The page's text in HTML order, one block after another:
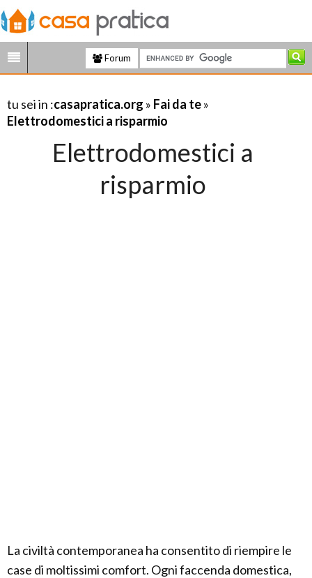
Forum
tu sei in :casapratica.org » Fai da te»
Elettrodomestici a risparmio
Elettrodomestici a
risparmio
La civiltà contemporanea ha consentito di riempire le
case di moltissimi comfort. Ogni faccenda domestica,